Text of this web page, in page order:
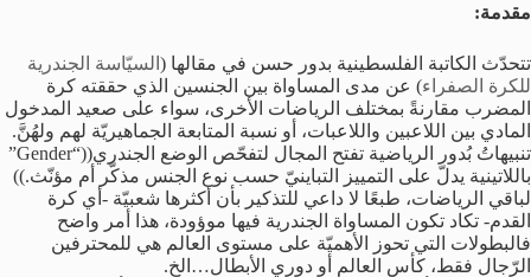
مقدمة:
تتحدّث الكاتبة الفلسطينية بدور حسن في مقالها ( السيّاسة الجندرية
للكرة الصفراء) عن مدى المساواة بين الجنسين الذي حققته كرة
المضرب مقارنةً بمختلف الرياضات الأخرى، سواء على صعيد المدخول
المادي بين اللاعبين واللاعبات، أو نسبة المتابعة الجماهيريّة لهم ولهُنَّ.
تنبيهاتُ بُدور الرياضية تفتح المجال لتفحّص الوضع الجندري((“Gender”
باللاتينية يدلّ على التمييز التباينيّ حسب نوع الجنس مذكّر أم مؤنّث.))
لباقي الرياضات، طبعًا لا داعي للتذكير بأن أكثرها شعبيّة -أي كرة
القدم- تكاد تكون المساواة الجندرية فيها موؤودة، هذا أمر واضح
فالبطولات التي تحوز الأهميّة على مستوى العالم هي للمحترفين
الرّجال فقط، كأس العالم أو دوري الأبطال…الخ.